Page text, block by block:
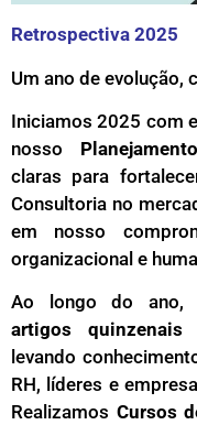
Retrospectiva 2025
Um ano de evolução,
Iniciamos 2025 com
nosso
claras para
Consultoria no
em nosso
organizacional e
Ao longo do ano,
artigos quinzenais
levando
RH, líderes e
Realizamos Cursos